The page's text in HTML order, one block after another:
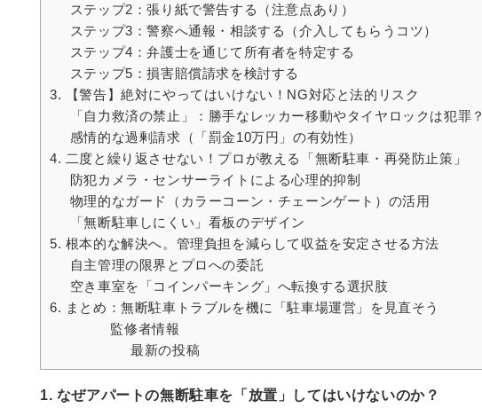
ステップ2：張り紙で警告する（注意点あり）
ステップ3：警察へ通報・相談する（介入してもらうコツ）
ステップ4：弁護士を通じて所有者を特定する
ステップ5：損害賠償請求を検討する
3. 【警告】絶対にやってはいけない！NG対応と法的リスク
「自力救済の禁止」：勝手なレッカー移動やタイヤロックは犯罪？
感情的な過剰請求（「罰金10万円」の有効性）
4. 二度と繰り返させない！プロが教える「無断駐車・再発防止策」
防犯カメラ・センサーライトによる心理的抑制
物理的なガード（カラーコーン・チェーンゲート）の活用
「無断駐車しにくい」看板のデザイン
5. 根本的な解決へ。管理負担を減らして収益を安定させる方法
自主管理の限界とプロへの委託
空き車室を「コインパーキング」へ転換する選択肢
6. まとめ：無断駐車トラブルを機に「駐車場運営」を見直そう
監修者情報
最新の投稿
1. なぜアパートの無断駐車を「放置」してはいけないのか？